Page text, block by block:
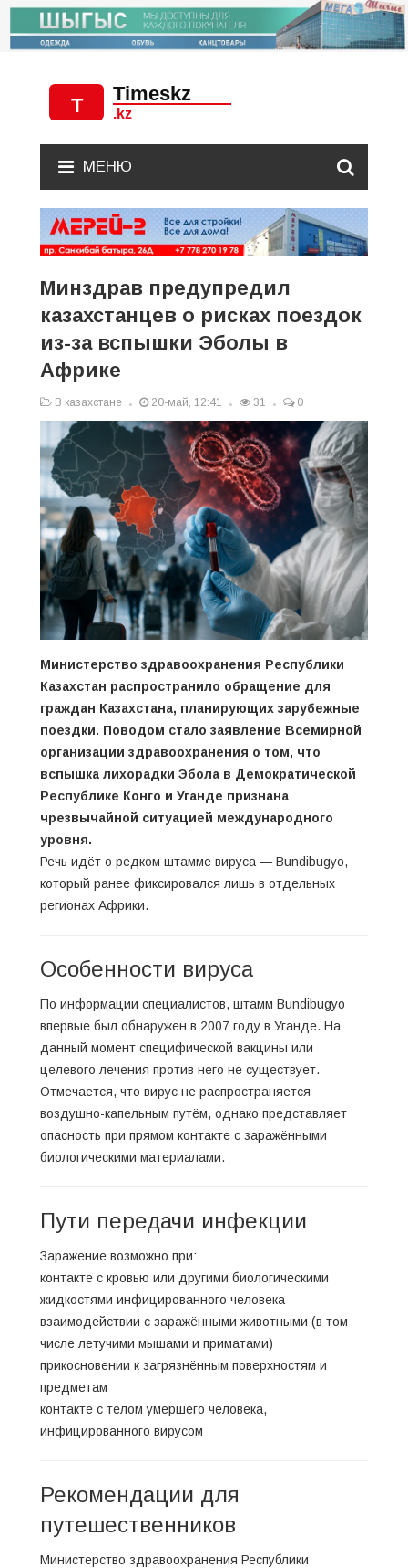
МЕНЮ
Минздрав предупредил
казахстанцев о рисках поездок
из-за вспышки Эболы в
Африке
В казахстане 20-май, 12:41 31 0
Министерство здравоохранения Республики
Казахстан распространило обращение для
граждан Казахстана, планирующих зарубежные
поездки. Поводом стало заявление Всемирной
организации здравоохранения о том, что
вспышка лихорадки Эбола в Демократической
Республике Конго и Уганде признана
чрезвычайной ситуацией международного
уровня.
Речь идёт о редком штамме вируса — Bundibugyo,
который ранее фиксировался лишь в отдельных
регионах Африки.
Особенности вируса
По информации специалистов, штамм Bundibugyo
впервые был обнаружен в 2007 году в Уганде. На
данный момент специфической вакцины или
целевого лечения против него не существует.
Отмечается, что вирус не распространяется
воздушно-капельным путём, однако представляет
опасность при прямом контакте с заражёнными
биологическими материалами.
Пути передачи инфекции
Заражение возможно при:
контакте с кровью или другими биологическими
жидкостями инфицированного человека
взаимодействии с заражёнными животными (в том
числе летучими мышами и приматами)
прикосновении к загрязнённым поверхностям и
предметам
контакте с телом умершего человека,
инфицированного вирусом
Рекомендации для
путешественников
Министерство здравоохранения Республики